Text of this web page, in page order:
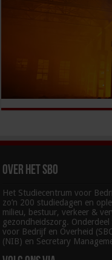
Over het SBO
Het Studiecentrum voor
zo’n 200 studiedagen en
milieu, bestuur, verkeer &
gezondheidszorg.
voor Bedrijf en Overheid
(NIB) en Secretary